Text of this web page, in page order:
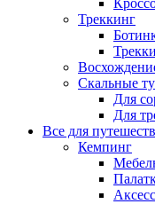
Треккинг
Скальные
Для
Для
Все для
Кемпинг